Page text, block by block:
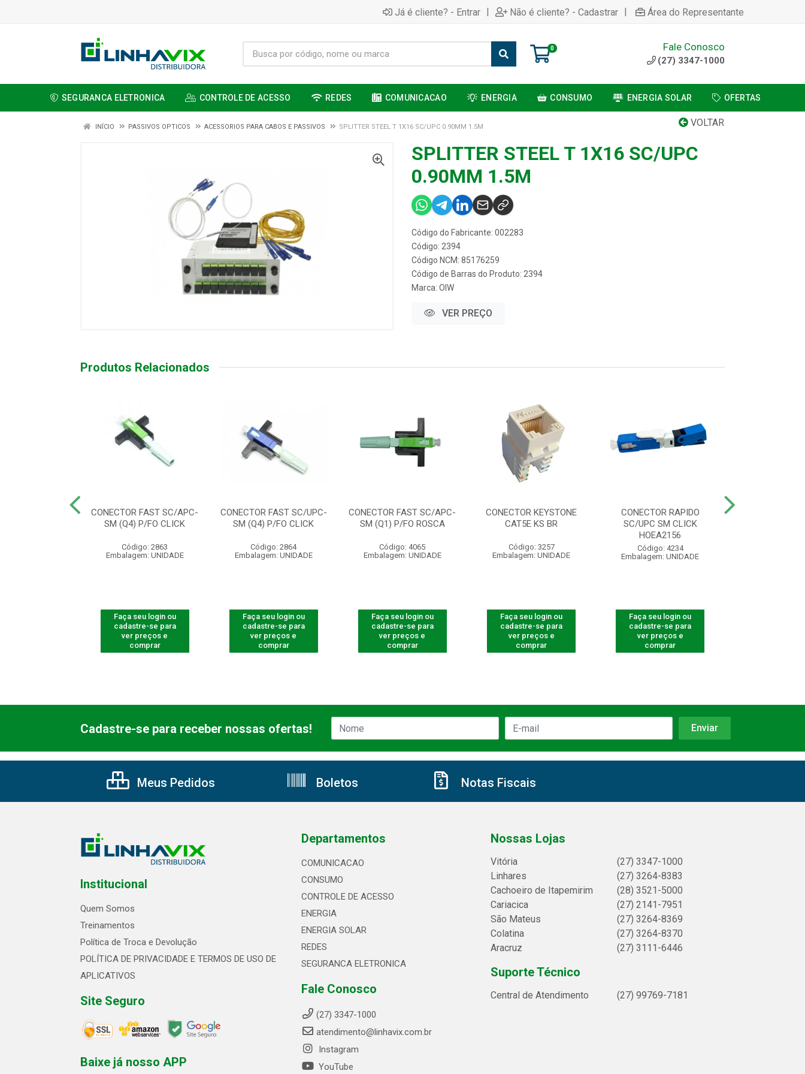
Já é cliente? - Entrar | Não é cliente? - Cadastrar | Área do Representante
0 Fale Conosco
(27) 3347-1000
SEGURANCA ELETRONICA CONTROLE DE ACESSO REDES COMUNICACAO ENERGIA CONSUMO ENERGIA SOLAR OFERTAS
VOLTAR
INÍCIO PASSIVOS OPTICOS ACESSORIOS PARA CABOS E PASSIVOS SPLITTER STEEL T 1X16 SC/UPC 0.90MM 1.5M
SPLITTER STEEL T 1X16 SC/UPC
0.90MM 1.5M
Código do Fabricante: 002283
Código: 2394
Código NCM: 85176259
Código de Barras do Produto: 2394
Marca: OIW
VER PREÇO
Produtos Relacionados
CONECTOR FAST SC/APC-
SM (Q4) P/FO CLICK
Código: 2863
Embalagem: UNIDADE
Faça seu login ou
cadastre-se para
ver preços e
comprar
CONECTOR FAST SC/UPC-
SM (Q4) P/FO CLICK
Código: 2864
Embalagem: UNIDADE
Faça seu login ou
cadastre-se para
ver preços e
comprar
CONECTOR FAST SC/APC-
SM (Q1) P/FO ROSCA
Código: 4065
Embalagem: UNIDADE
Faça seu login ou
cadastre-se para
ver preços e
comprar
CONECTOR KEYSTONE
CAT5E KS BR
Código: 3257
Embalagem: UNIDADE
Faça seu login ou
cadastre-se para
ver preços e
comprar
CONECTOR RAPIDO
SC/UPC SM CLICK
HOEA2156
Código: 4234
Embalagem: UNIDADE
Faça seu login ou
cadastre-se para
ver preços e
comprar
Cadastre-se para receber nossas ofertas!
Meus Pedidos Boletos Notas Fiscais
Institucional
Quem Somos
Treinamentos
Política de Troca e Devolução
POLÍTICA DE PRIVACIDADE E TERMOS DE USO DE
APLICATIVOS
Site Seguro
Baixe já nosso APP
Departamentos
COMUNICACAO
CONSUMO
CONTROLE DE ACESSO
ENERGIA
ENERGIA SOLAR
REDES
SEGURANCA ELETRONICA
Fale Conosco
(27) 3347-1000
atendimento@linhavix.com.br
Instagram
YouTube
Nossas Lojas
Vitória
(27) 3347-1000
Linhares
(27) 3264-8383
Cachoeiro de Itapemirim
(28) 3521-5000
Cariacica
(27) 2141-7951
São Mateus
(27) 3264-8369
Colatina
(27) 3264-8370
Aracruz
(27) 3111-6446
Suporte Técnico
Central de Atendimento (27) 99769-7181